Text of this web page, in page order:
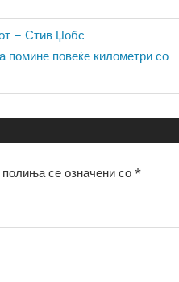
– Стив Џобс.
помине повеќе километри со
се означени со*